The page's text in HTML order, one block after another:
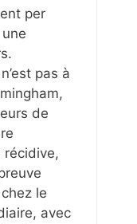
per
pas à
de
récidive,
le
avec